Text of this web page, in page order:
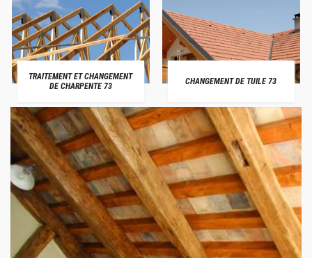
TRAITEMENT ET CHANGEMENT
DE CHARPENTE 73
CHANGEMENT DE TUILE 73